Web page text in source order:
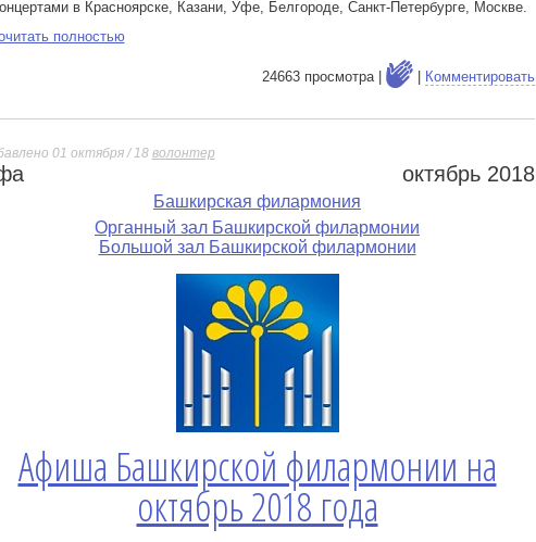
в Красноярске, Казани, Уфе, Белгороде, Санкт-Петербурге, Москве.
полностью
24663 просмотра | | Комментировать
01 октября / 18 волонтер
октябрь 2018
Башкирская филармония
Органный зал Башкирской филармонии
Большой зал Башкирской филармонии
Афиша Башкирской филармонии на
октябрь 2018 года